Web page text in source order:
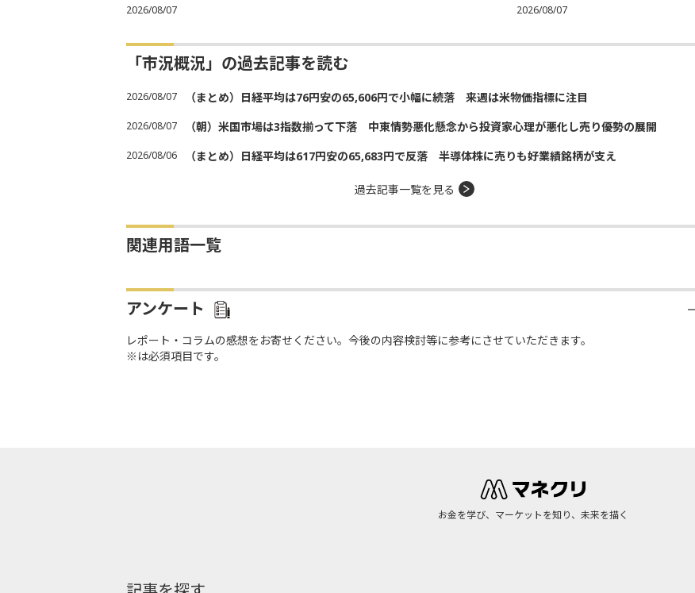
2026/08/07 2026/08/07
「市況概況」の過去記事を読む
2026/08/07 （まとめ）日経平均は76円安の65,606円で小幅に続落 来週は米物価指標に注目
2026/08/07 （朝）米国市場は3指数揃って下落 中東情勢悪化懸念から投資家心理が悪化し売り優勢の展開
2026/08/06 （まとめ）日経平均は617円安の65,683円で反落 半導体株に売りも好業績銘柄が支え
過去記事一覧を見る
関連用語一覧
アンケート
レポート・コラムの感想をお寄せください。今後の内容検討等に参考にさせていただきます。
※は必須項目です。
お金を学び、マーケットを知り、未来を描く